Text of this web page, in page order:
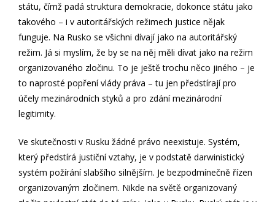
státu, čímž padá struktura demokracie, dokonce státu jako
takového – i v autoritářských režimech justice nějak
funguje. Na Rusko se všichni dívají jako na autoritářský
režim. Já si myslím, že by se na něj měli dívat jako na režim
organizovaného zločinu. To je ještě trochu něco jiného – je
to naprosté popření vlády práva – tu jen předstírají pro
účely mezinárodních styků a pro zdání mezinárodní
legitimity.
Ve skutečnosti v Rusku žádné právo neexistuje. Systém,
který předstírá justiční vztahy, je v podstatě darwinistický
systém požírání slabšího silnějším. Je bezpodmínečně řízen
organizovaným zločinem. Nikde na světě organizovaný